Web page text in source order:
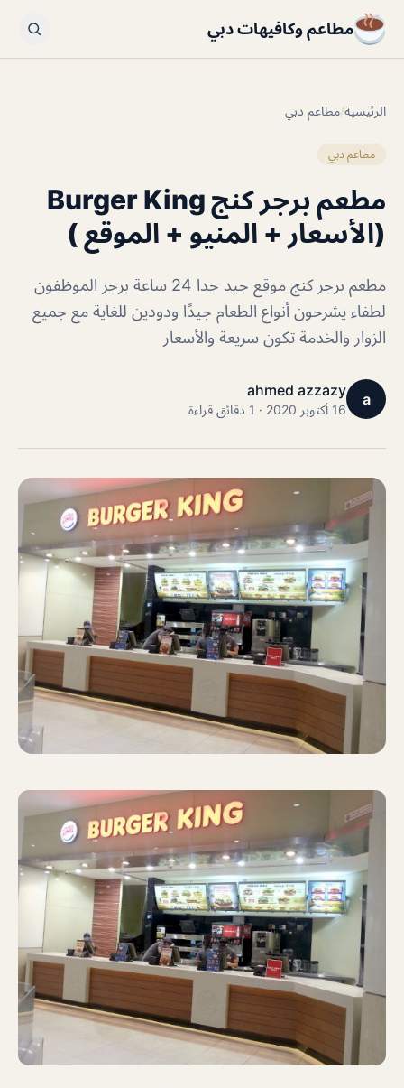
مطاعم وكافيهات دبي
الرئيسية/مطاعم دبي
مطاعم دبي
مطعم برجر كنج Burger King
(الأسعار + المنيو + الموقع )
مطعم برجر كنج موقع جيد جدا 24 ساعة برجر الموظفون
لطفاء يشرحون أنواع الطعام جيدًا ودودين للغاية مع جميع
الزوار والخدمة تكون سريعة والأسعار
a
ahmed azzazy
16 أكتوبر 2020 · 1 دقائق قراءة